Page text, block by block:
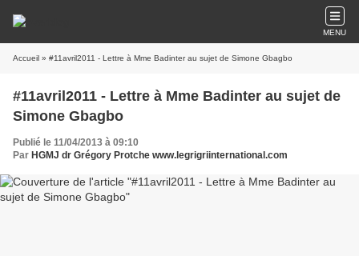
MENU
Accueil » #11avril2011 - Lettre à Mme Badinter au sujet de Simone Gbagbo
#11avril2011 - Lettre à Mme Badinter au sujet de
Simone Gbagbo
Publié le 11/04/2013 à 09:10
Par HGMJ dr Grégory Protche www.legrigriinternational.com